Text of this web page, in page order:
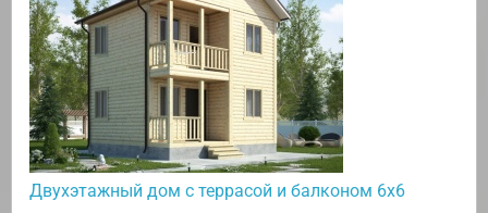
Двухэтажный дом с террасой и балконом 6х6